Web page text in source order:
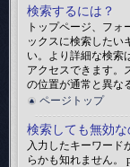
検索するには？
トップページ、フ
ックスに検索したい
い。より詳細な検索
アクセスできます。
の位置が通常と異な
ページトップ
検索しても無効
入力したキーワード
らかも知れません。